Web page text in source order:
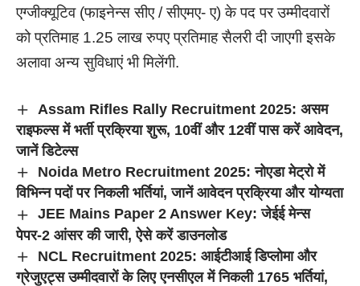
एग्जीक्यूटिव (फाइनेन्स सीए / सीएमए- ए) के पद पर उम्मीदवारों
को प्रतिमाह 1.25 लाख रुपए प्रतिमाह सैलरी दी जाएगी इसके
अलावा अन्य सुविधाएं भी मिलेंगी.
Assam Rifles Rally Recruitment 2025: असम
राइफल्स में भर्ती प्रक्रिया शुरू, 10वीं और 12वीं पास करें आवेदन,
जानें डिटेल्स
Noida Metro Recruitment 2025: नोएडा मेट्रो में
विभिन्न पदों पर निकली भर्तियां, जानें आवेदन प्रक्रिया और योग्यता
JEE Mains Paper 2 Answer Key: जेईई मेन्स
पेपर-2 आंसर की जारी, ऐसे करें डाउनलोड
NCL Recruitment 2025: आईटीआई डिप्लोमा और
ग्रेजुएट्स उम्मीदवारों के लिए एनसीएल में निकली 1765 भर्तियां,